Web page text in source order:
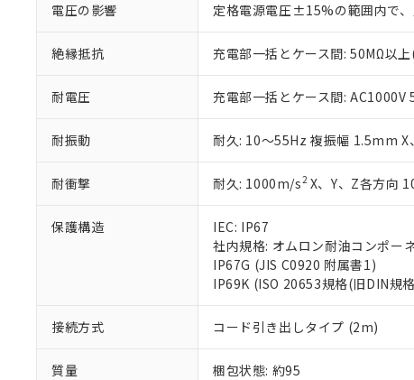
電圧の影響 定格電源電圧±15%の範囲内で
絶縁抵抗 充電部一括とケース間: 50MΩ以
耐電圧 充電部一括とケース間:
耐振動 耐久: 10～55Hz 複振幅 1.5mm X
耐衝撃 耐久: 1000m/s2X、Y、Z各方向
保護構造
IEC: IP67
社内規格: オムロン耐油コンポー
IP67G (JIS C0920 附属書1)
IP69K (ISO 20653規格(旧DIN規
接続方式 コード引き出しタイプ (2m)
質量 梱包状態: 約95
いる法人を指
EU RoHS指令（10
51物質の非含有証
※本証明書は発行日
また、RoHS指令の
混在することから備
り割愛しております。